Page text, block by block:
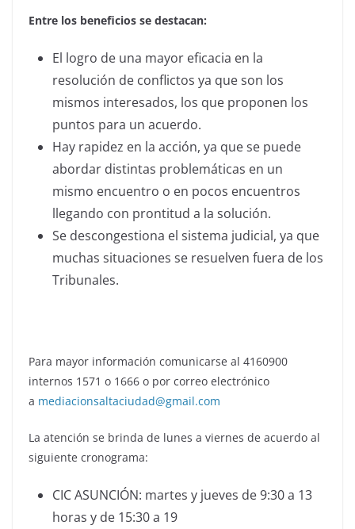
Entre los beneficios se destacan:
El logro de una mayor eficacia en la
resolución de conflictos ya que son los
mismos interesados, los que proponen los
puntos para un acuerdo.
Hay rapidez en la acción, ya que se puede
abordar distintas problemáticas en un
mismo encuentro o en pocos encuentros
llegando con prontitud a la solución.
Se descongestiona el sistema judicial, ya que
muchas situaciones se resuelven fuera de los
Tribunales.
Para mayor información comunicarse al 4160900
internos 1571 o 1666 o por correo electrónico
a mediacionsaltaciudad@gmail.com
La atención se brinda de lunes a viernes de acuerdo al
siguiente cronograma:
CIC ASUNCIÓN: martes y jueves de 9:30 a 13
horas y de 15:30 a 19